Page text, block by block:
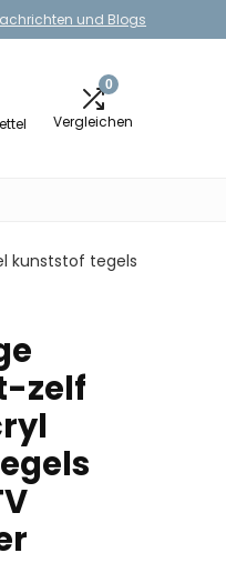
und Blogs
0
Vergleichen
kunststof tegels
zelf